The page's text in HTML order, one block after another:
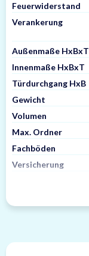
Feuerwiderstand
Verankerung
Außenmaße HxBxT
Innenmaße HxBxT
Türdurchgang HxB
Gewicht
Volumen
Max. Ordner
Fachböden
Versicherung